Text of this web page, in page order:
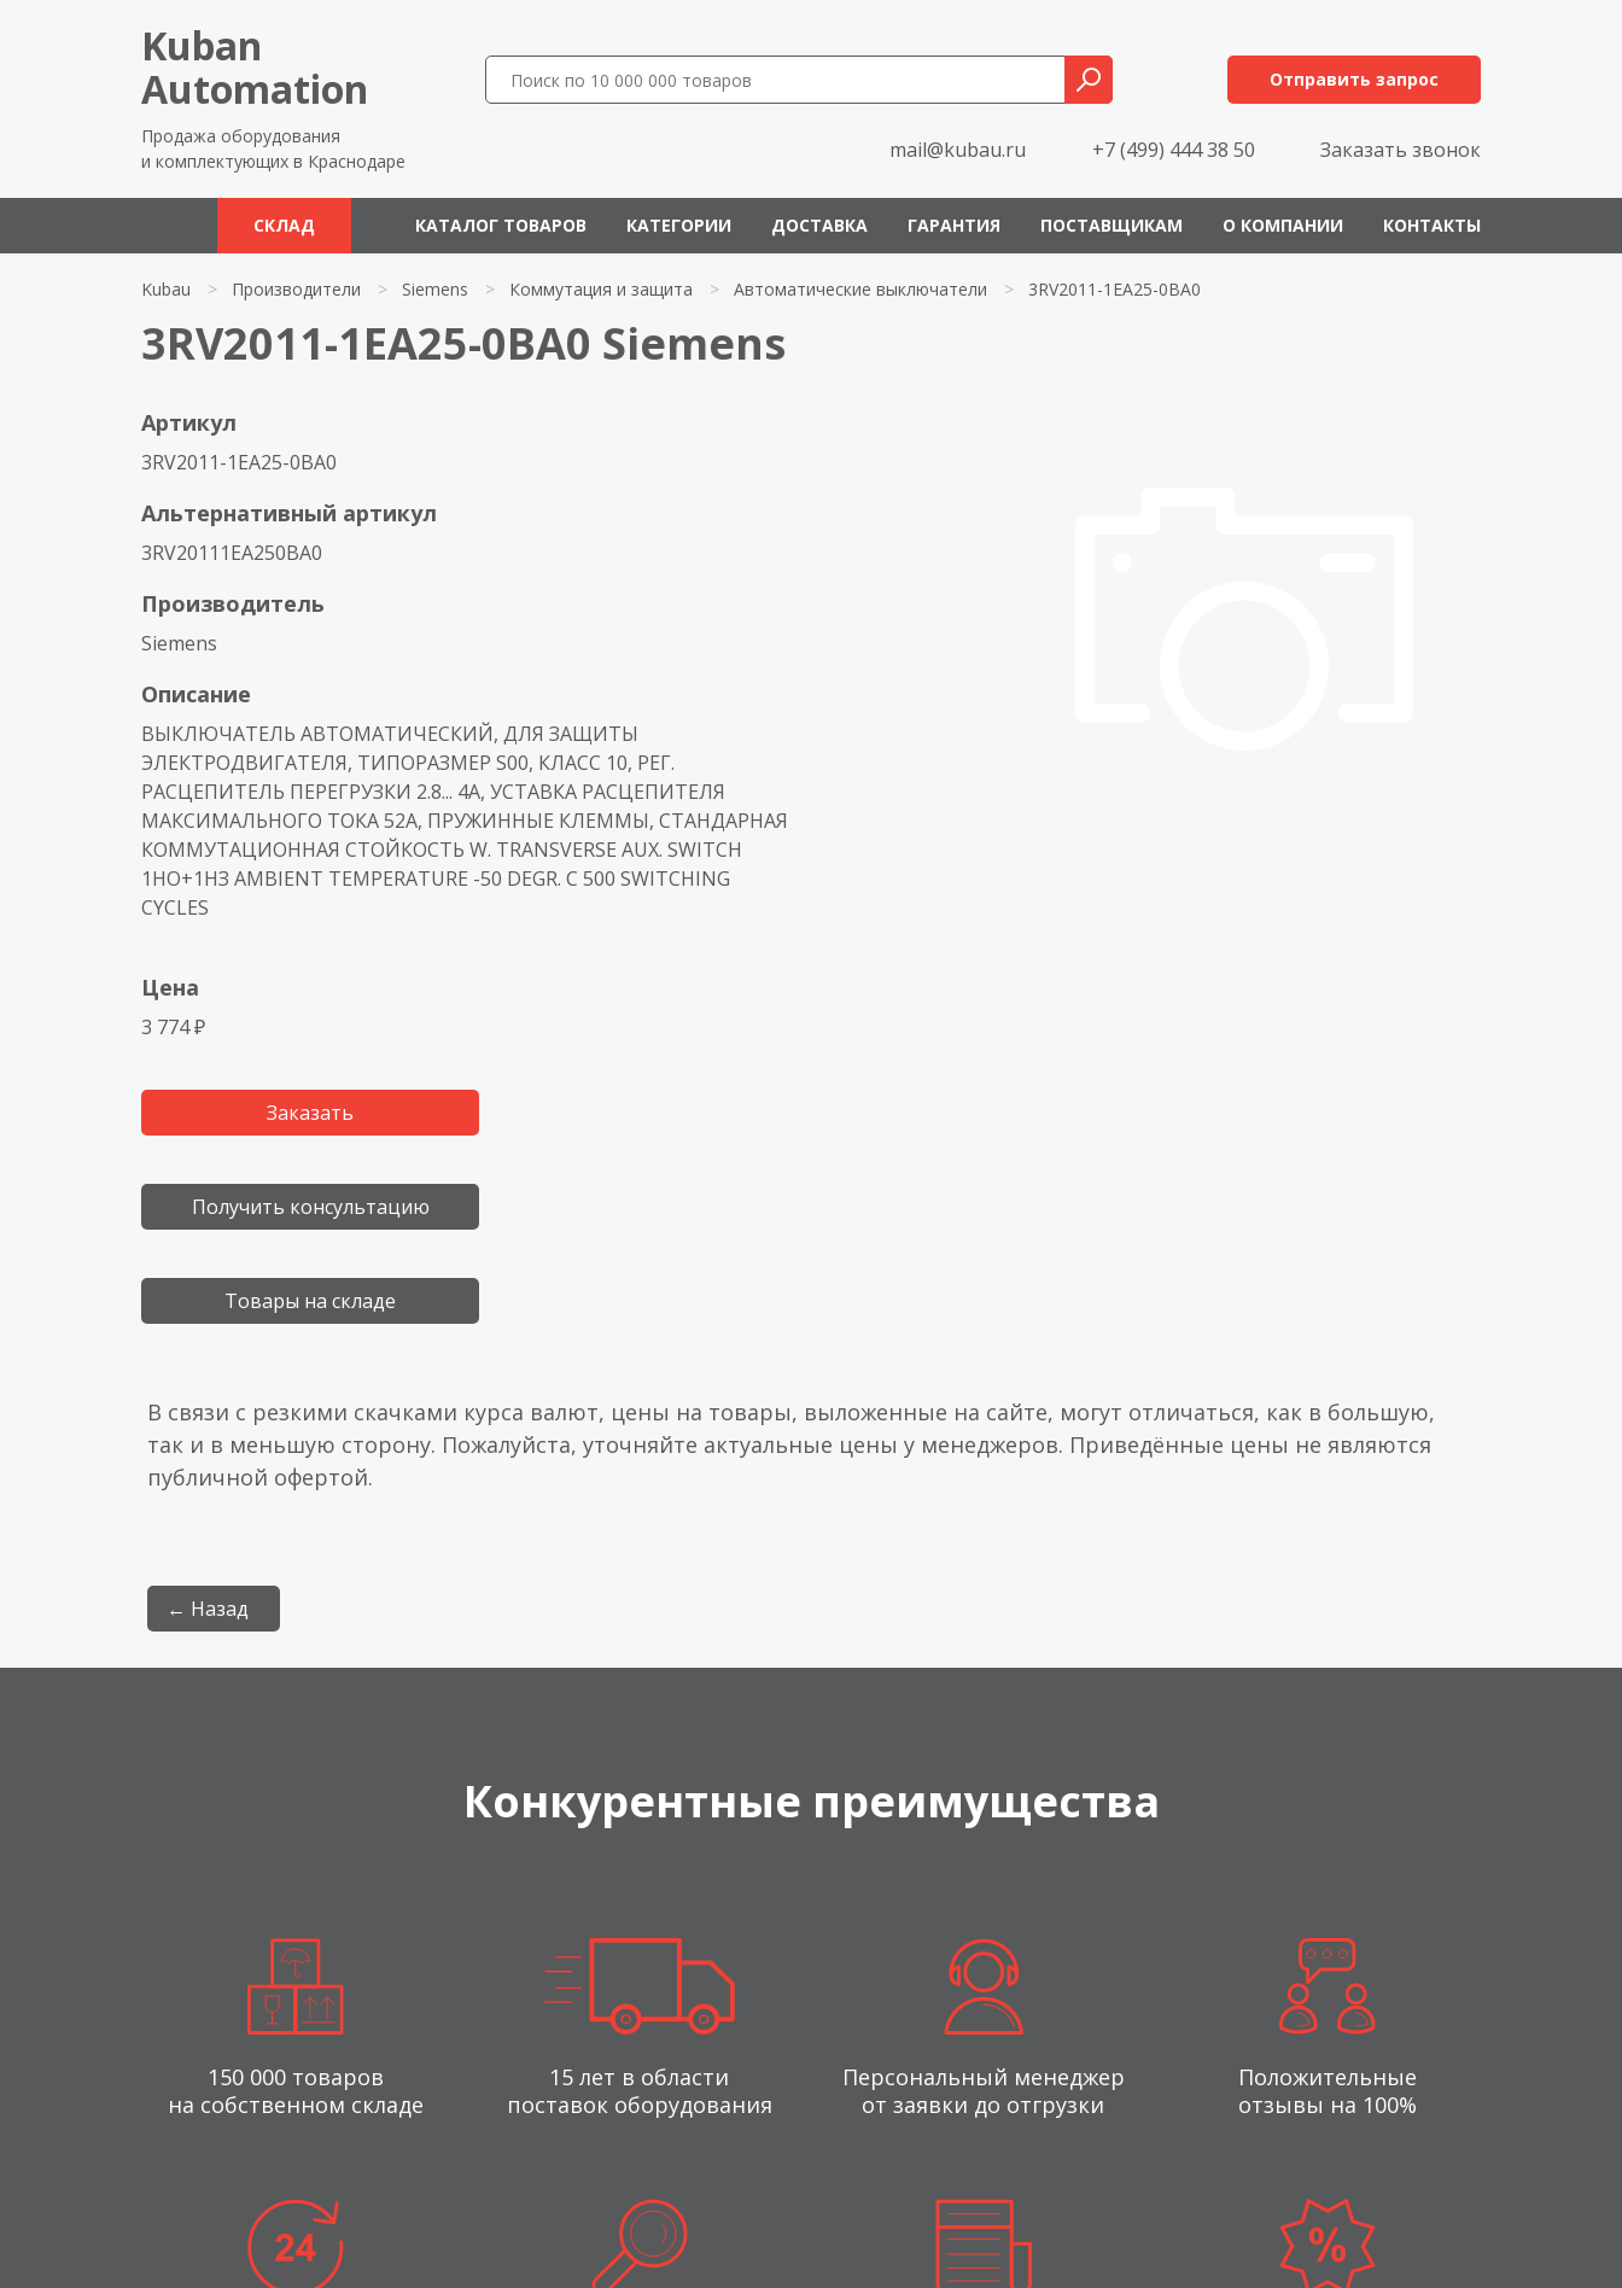
Kuban
Automation
Продажа оборудования
и комплектующих в Краснодаре
Отправить запрос
mail@kubau.ru +7 (499) 444 38 50 Заказать звонок
СКЛАД КАТАЛОГ ТОВАРОВ КАТЕГОРИИ ДОСТАВКА ГАРАНТИЯ ПОСТАВЩИКАМ О КОМПАНИИ КОНТАКТЫ
Kubau > Производители > Siemens > Коммутация и защита > Автоматические выключатели > 3RV2011-1EA25-0BA0
3RV2011-1EA25-0BA0 Siemens
Артикул
3RV2011-1EA25-0BA0
Альтернативный артикул
3RV20111EA250BA0
Производитель
Siemens
Описание
ВЫКЛЮЧАТЕЛЬ АВТОМАТИЧЕСКИЙ, ДЛЯ ЗАЩИТЫ
ЭЛЕКТРОДВИГАТЕЛЯ, ТИПОРАЗМЕР S00, КЛАСС 10, РЕГ.
РАСЦЕПИТЕЛЬ ПЕРЕГРУЗКИ 2.8... 4A, УСТАВКА РАСЦЕПИТЕЛЯ
МАКСИМАЛЬНОГО ТОКА 52A, ПРУЖИННЫЕ КЛЕММЫ, СТАНДАРНАЯ
КОММУТАЦИОННАЯ СТОЙКОСТЬ W. TRANSVERSE AUX. SWITCH
1НО+1НЗ AMBIENT TEMPERATURE -50 DEGR. C 500 SWITCHING
CYCLES
Цена
3 774 ₽
Заказать
Получить консультацию
Товары на складе
В связи с резкими скачками курса валют, цены на товары, выложенные на сайте, могут отличаться, как в большую,
так и в меньшую сторону. Пожалуйста, уточняйте актуальные цены у менеджеров. Приведённые цены не являются
публичной офертой.
← Назад
Конкурентные преимущества
150 000 товаров
на собственном складе
15 лет в области
поставок оборудования
Персональный менеджер
от заявки до отгрузки
Положительные
отзывы на 100%